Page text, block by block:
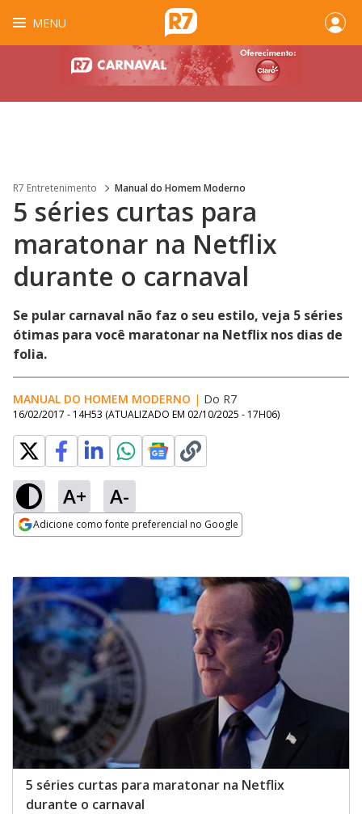
MENU
R7 Entretenimento Manual do Homem Moderno
5 séries curtas para
maratonar na Netflix
durante o carnaval
Se pular carnaval não faz o seu estilo, veja 5 séries
ótimas para você maratonar na Netflix nos dias de
folia.
MANUAL DO HOMEM MODERNO | Do R7
16/02/2017 - 14H53 (ATUALIZADO EM 02/10/2025 - 17H06)
A+ A-
Adicione como fonte preferencial no Google
5 séries curtas para maratonar na Netflix
durante o carnaval